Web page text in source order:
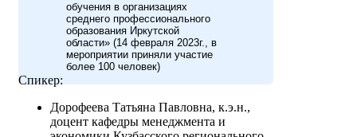
обучения в организациях
среднего профессионального
образования Иркутской
области» (14 февраля 2023г., в
мероприятии приняли участие
более 100 человек)
Спикер:
Дорофеева Татьяна Павловна, к.э.н.,
доцент кафедры менеджмента и